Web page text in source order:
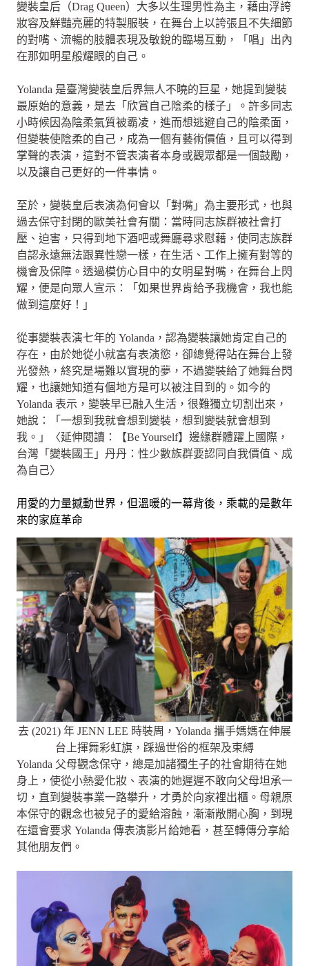
變裝皇后（Drag Queen）大多以生理男性為主，藉由浮誇
妝容及鮮豔亮麗的特製服裝，在舞台上以誇張且不失細節
的對嘴、流暢的肢體表現及敏銳的臨場互動，「唱」出內
在那如明星般耀眼的自己。
Yolanda 是臺灣變裝皇后界無人不曉的巨星，她提到變裝
最原始的意義，是去「欣賞自己陰柔的樣子」。許多同志
小時候因為陰柔氣質被霸凌，進而想逃避自己的陰柔面，
但變裝使陰柔的自己，成為一個有藝術價值，且可以得到
掌聲的表演，這對不管表演者本身或觀眾都是一個鼓勵，
以及讓自己更好的一件事情。
至於，變裝皇后表演為何會以「對嘴」為主要形式，也與
過去保守封閉的歐美社會有關：當時同志族群被社會打
壓、迫害，只得到地下酒吧或舞廳尋求慰藉，使同志族群
自認永遠無法跟異性戀一樣，在生活、工作上擁有對等的
機會及保障。透過模仿心目中的女明星對嘴，在舞台上閃
耀，便是向眾人宣示：「如果世界肯給予我機會，我也能
做到這麼好！」
從事變裝表演七年的 Yolanda，認為變裝讓她肯定自己的
存在，由於她從小就富有表演慾，卻總覺得站在舞台上發
光發熱，終究是場難以實現的夢，不過變裝給了她舞台閃
耀，也讓她知道有個地方是可以被注目到的。如今的
Yolanda 表示，變裝早已融入生活，很難獨立切割出來，
她說：「一想到我就會想到變裝，想到變裝就會想到
我。」〈延伸閱讀：【Be Yourself】邊緣群體躍上國際，
台灣「變裝國王」丹丹：性少數族群要認同自我價值、成
為自己〉
用愛的力量撼動世界，但溫暖的一幕背後，乘載的是數年
來的家庭革命
去 (2021) 年 JENN LEE 時裝周，Yolanda 攜手媽媽在伸展
台上揮舞彩虹旗，踩過世俗的框架及束縛
Yolanda 父母觀念保守，總是加諸獨生子的社會期待在她
身上，使從小熱愛化妝、表演的她遲遲不敢向父母坦承一
切，直到變裝事業一路攀升，才勇於向家裡出櫃。母親原
本保守的觀念也被兒子的愛給溶蝕，漸漸敞開心胸，到現
在還會要求 Yolanda 傳表演影片給她看，甚至轉傳分享給
其他朋友們。